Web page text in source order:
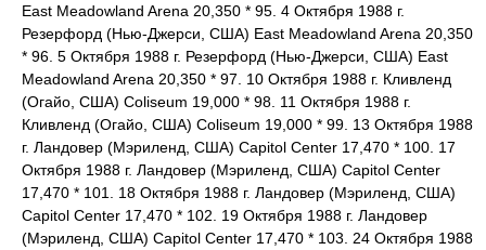
East Meadowland Arena 20,350 * 95. 4 Октября 1988 г.
Резерфорд (Нью-Джерси, США) East Meadowland Arena 20,350
* 96. 5 Октября 1988 г. Резерфорд (Нью-Джерси, США) East
Meadowland Arena 20,350 * 97. 10 Октября 1988 г. Кливленд
(Огайо, США) Coliseum 19,000 * 98. 11 Октября 1988 г.
Кливленд (Огайо, США) Coliseum 19,000 * 99. 13 Октября 1988
г. Ландовер (Мэриленд, США) Capitol Center 17,470 * 100. 17
Октября 1988 г. Ландовер (Мэриленд, США) Capitol Center
17,470 * 101. 18 Октября 1988 г. Ландовер (Мэриленд, США)
Capitol Center 17,470 * 102. 19 Октября 1988 г. Ландовер
(Мэриленд, США) Capitol Center 17,470 * 103. 24 Октября 1988